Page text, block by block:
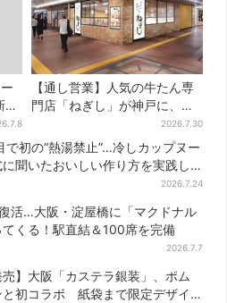
作
わ
【通し営業】人気の牛たん専
門店「ねぎし」が神戸に、
「想像しただけでお腹空
く…」SNSで喜びの声
2026.7.30
で初の“熱湯禁止”…冷しカップヌー
に聞いたおいしい作り方を実践し
2026.7.24
活…大阪・淀屋橋に「マクドナル
てくる！駅直結＆100席を完備
2026.7.7
売】大阪「カステラ銀装」、ポム
と初コラボ 紙袋まで限定デザイ